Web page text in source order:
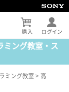
ミング教室・ス
ミング教室 > 高